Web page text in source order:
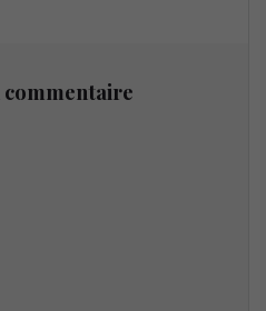
commentaire